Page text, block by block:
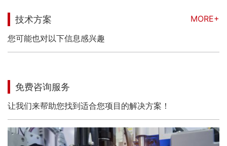
技术方案
MORE+
您可能也对以下信息感兴趣
免费咨询服务
让我们来帮助您找到适合您项目的解决方案！